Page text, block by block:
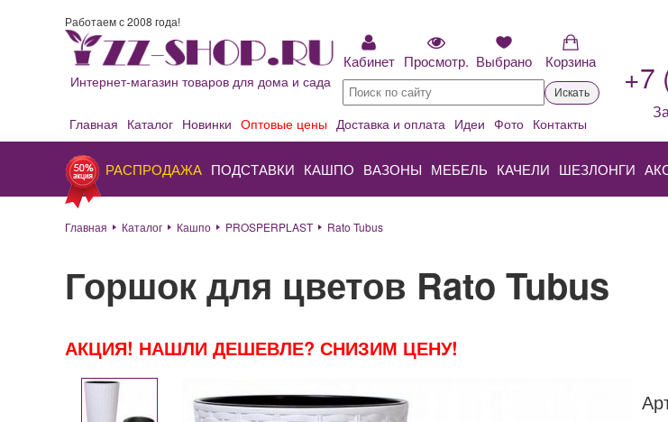
Работаем с 2008 года!
Интернет-магазин товаров для дома и сада
Кабинет Просмотр. Выбрано Корзина
Искать +7
Главная Каталог Новинки Оптовые цены Доставка и оплата Идеи Фото Контакты
РАСПРОДАЖА ПОДСТАВКИ КАШПО ВАЗОНЫ МЕБЕЛЬ КАЧЕЛИ ШЕЗЛОНГИ
Главная Каталог Кашпо PROSPERPLAST Rato Tubus
Горшок для цветов Rato Tubus
АКЦИЯ! НАШЛИ ДЕШЕВЛЕ? СНИЗИМ ЦЕНУ!